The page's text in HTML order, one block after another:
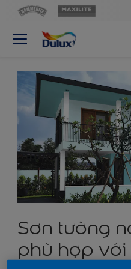
Sơn tường
phù hợp